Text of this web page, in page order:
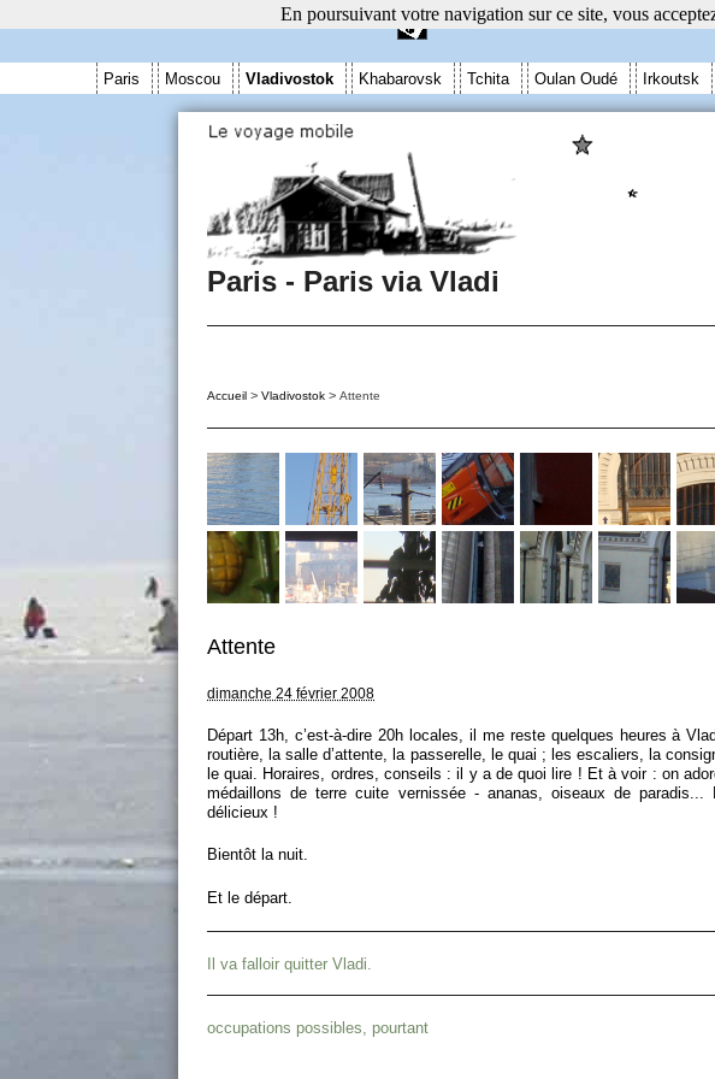
Paris Moscou Vladivostok Khabarovsk Tchita Oulan Oudé Irkoutsk
Paris - Paris via Vladi
Accueil > Vladivostok > Attente
Attente
dimanche 24 février 2008
Départ 13h, c’est-à-dire 20h locales, il me reste quelques heures à
routière, la salle d’attente, la passerelle, le quai ; les escaliers, la
le quai. Horaires, ordres, conseils : il y a de quoi lire ! Et à voir : on
médaillons de terre cuite vernissée - ananas, oiseaux de paradis...
délicieux !
Bientôt la nuit.
Et le départ.
Il va falloir quitter Vladi.
occupations possibles, pourtant
En poursuivant votre navigation sur ce site, vous